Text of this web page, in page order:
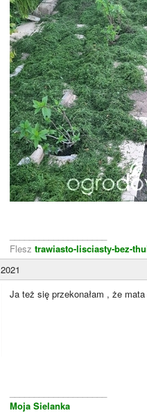
Flesz trawiasto-lisciasty-bez-
Ja też się przekonałam , że
Moja Sielanka